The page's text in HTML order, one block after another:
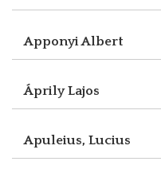
Apponyi Albert
Áprily Lajos
Apuleius, Lucius